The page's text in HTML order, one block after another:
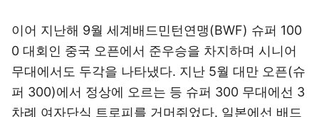
이어 지난해 9월 세계배드민턴연맹(BWF) 슈퍼 100
0 대회인 중국 오픈에서 준우승을 차지하며 시니어
무대에서도 두각을 나타냈다. 지난 5월 대만 오픈(슈
퍼 300)에서 정상에 오르는 등 슈퍼 300 무대에선 3
차례 여자단식 트로피를 거머쥐었다. 일본에선 배드